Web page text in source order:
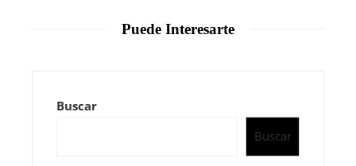
Puede Interesarte
Buscar
Buscar